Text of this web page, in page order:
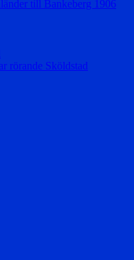
till Bankeberg 1906
rörande Sköldstad